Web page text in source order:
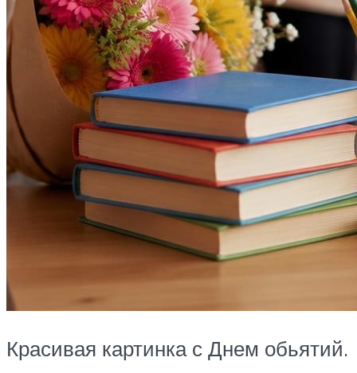
Красивая картинка с Днем обьятий.